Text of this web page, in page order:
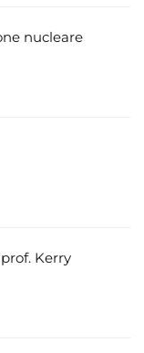
nucleare
Kerry